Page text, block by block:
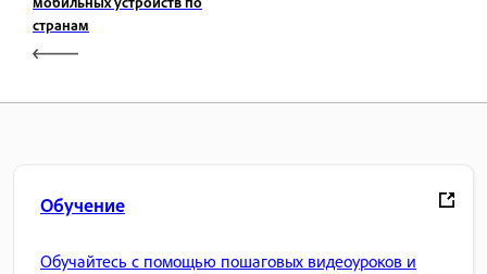
странам
Обучение
Обучайтесь с помощью пошаговых видеоуроков и